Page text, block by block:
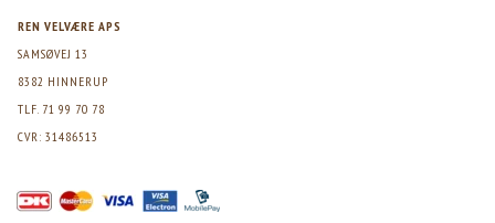
REN VELVÆRE APS
SAMSØVEJ 13
8382 HINNERUP
TLF. 71 99 70 78
CVR: 31486513